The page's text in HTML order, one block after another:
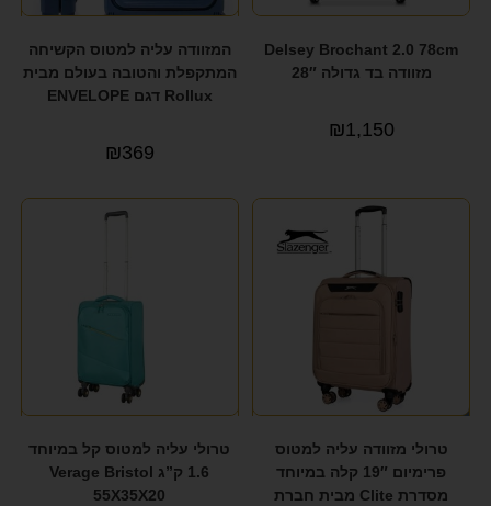
Delsey Brochant 2.0 78cm
מזוודה בד גדולה 28″
₪1,150
המזוודה עליה למטוס הקשיחה
המתקפלת והטובה בעולם מבית
Rollux דגם ENVELOPE
₪369
טרולי מזוודה עליה למטוס
פרימיום 19″ קלה במיוחד
מסדרת Clite מבית חברת
טרולי עליה למטוס קל במיוחד
1.6 ק”ג Verage Bristol
55X35X20
SWISS LUGANO(3)
TESLA
TRAVEL LITE